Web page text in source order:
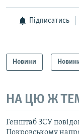
Підписатись
Новини
НА ЦЮ Ж
Генштаб ЗСУ
Покровському